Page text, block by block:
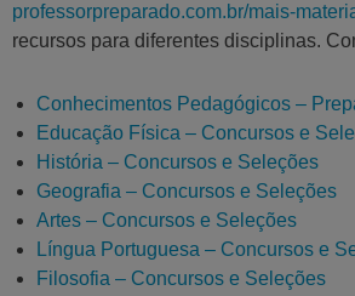
professorpreparado.com.br/mais-
recursos para diferentes disciplinas.
Conhecimentos Pedagógicos –
Educação Física – Concursos e
História – Concursos e Seleções
Geografia – Concursos e Seleções
Artes – Concursos e Seleções
Língua Portuguesa – Concursos e
Filosofia – Concursos e Seleções